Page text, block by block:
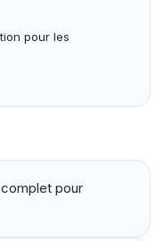
pour les
pour